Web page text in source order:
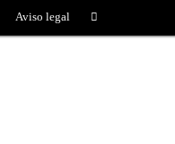
Aviso legal